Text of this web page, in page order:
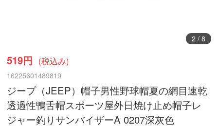
3/ 8
519円 (税込み)
16225601489819
ジープ（JEEP）帽子男性野球帽夏の網目速乾
透過性鴨舌帽スポーツ屋外日焼け止め帽子レ
ジャー釣りサンバイザーA 0207深灰色